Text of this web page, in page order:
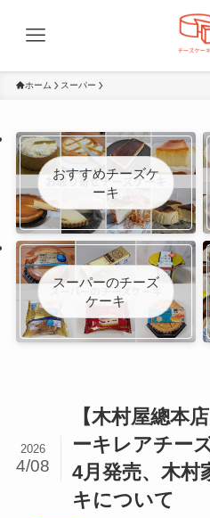
ホーム スーパー
おすすめチーズケ
ーキ
スーパーのチーズ
ケーキ
【木村屋總本
ーキレアチー
4月発売、木村
キについて
2026
4/08